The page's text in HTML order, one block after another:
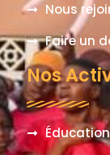
Nous
Faire un
Nos